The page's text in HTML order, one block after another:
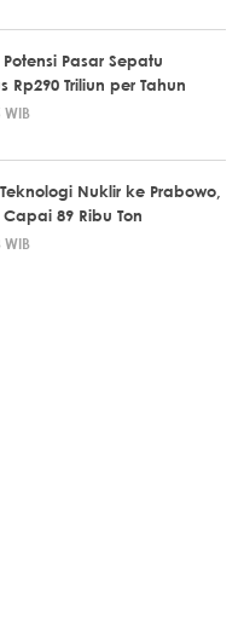
Pasar Sepatu
Rp290 Triliun per Tahun
Nuklir ke Prabowo,
89 Ribu Ton